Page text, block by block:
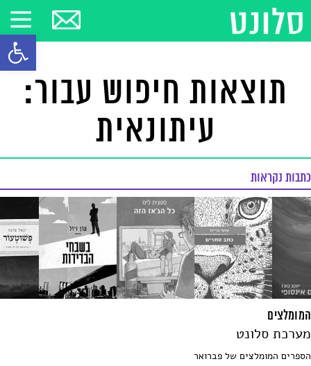
פתח
תוצאות חיפוש עבור:
עיתונאית
כתבות נקראות
המומלצים
מערכת סלונט
הספרים המומלצים של פברואר